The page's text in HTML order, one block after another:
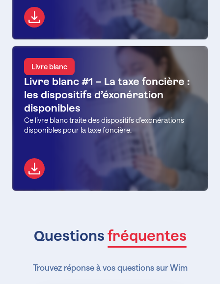
Livre blanc
Livre blanc #1 – La taxe foncière :
les dispositifs d’éxonération
disponibles
Ce livre blanc traite des dispositifs d’exonérations
disponibles pour la taxe foncière.
Questions fréquentes
Trouvez réponse à vos questions sur Wim